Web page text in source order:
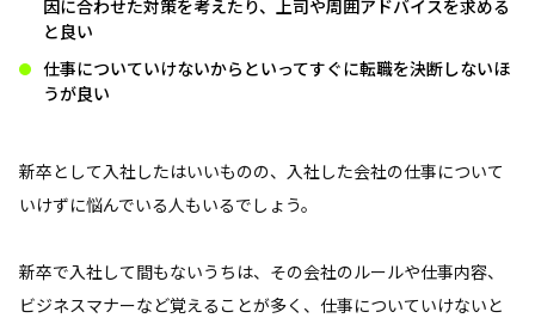
因に合わせた対策を考えたり、上司や周囲アドバイスを求める
と良い
仕事についていけないからといってすぐに転職を決断しないほ
うが良い
新卒として入社したはいいものの、入社した会社の仕事について
いけずに悩んでいる人もいるでしょう。
新卒で入社して間もないうちは、その会社のルールや仕事内容、
ビジネスマナーなど覚えることが多く、仕事についていけないと